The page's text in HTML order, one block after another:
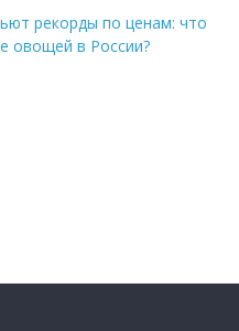
рекорды по ценам: что
овощей в России?